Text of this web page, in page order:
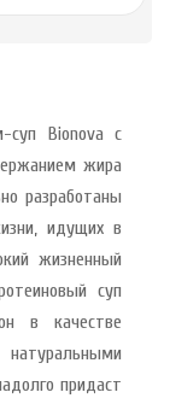
cуп Bionova с
жира
разработаны
идущих в
жизненный
суп
в качестве
придаст